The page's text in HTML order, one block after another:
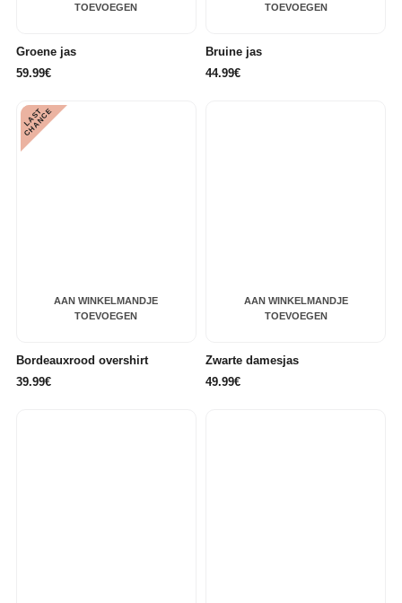
TOEVOEGEN
Groene jas
59.99€
TOEVOEGEN
Bruine jas
44.99€
AAN WINKELMANDJE
TOEVOEGEN
L
A
S
T
C
H
A
N
C
E
Bordeauxrood overshirt
39.99€
AAN WINKELMANDJE
TOEVOEGEN
Zwarte damesjas
49.99€